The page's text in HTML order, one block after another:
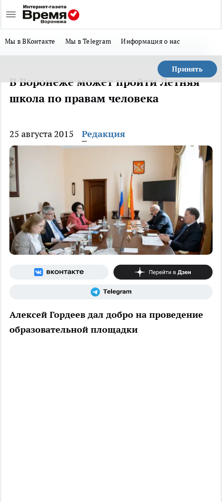
Мы в ВКонтакте Мы в Telegram Информация о нас
Принять
В Воронеже может пройти Летняя
школа по правам человека
25 августа 2015 Редакция
Алексей Гордеев дал добро на проведение
образовательной площадки